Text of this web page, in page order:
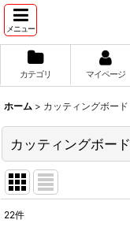
メニュー
カテゴリ マイページ
ホーム > カッティングボード
カッティングボード
22件